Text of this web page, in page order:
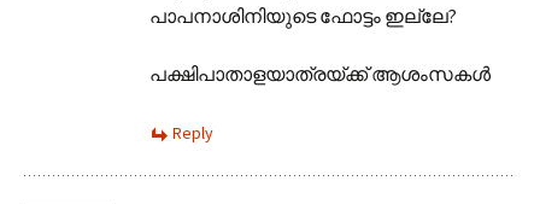
പാപനാശിനിയുടെ ഫോട്ടം ഇല്ലേ?
പക്ഷിപാതാളയാത്രയ്ക്ക് ആശംസകള്‍
Reply